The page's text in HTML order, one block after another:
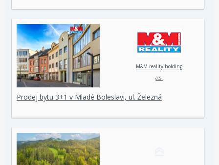
M&M reality holding
a.s.
Prodej bytu 3+1 v Mladé Boleslavi, ul. Železná